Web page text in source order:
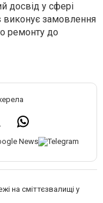
досвід у сфері
виконує замовлення
ремонту до
на сміттєзвалищі у